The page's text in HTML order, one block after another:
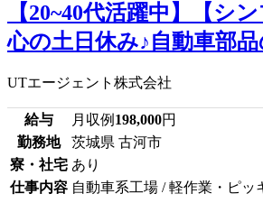
【20~40代活躍中】【シ
心の土日休み♪自動車部
UTエージェント株式会社
給与 月収例 198,000円
勤務地
茨城県 古河市
寮・社宅 あり
仕事内容 自動車系工場 / 軽作業・ピッ